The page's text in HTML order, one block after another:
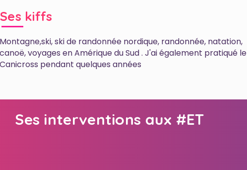
Montagne,ski, ski de randonnée nordique, randonnée, natation,
canoë, voyages en Amérique du Sud . J'ai également pratiqué le
Canicross pendant quelques années
Ses kiffs
Ses interventions aux #ET